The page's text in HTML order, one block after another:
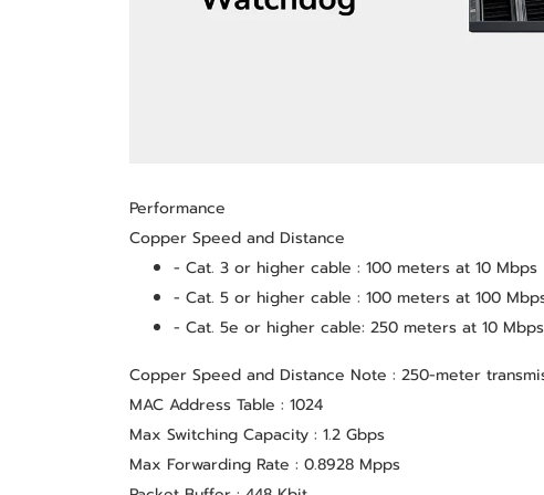
Performance
Copper Speed and Distance
- Cat. 3 or higher cable : 100 meters at 10 Mbps
- Cat. 5 or higher cable : 100 meters at 100
- Cat. 5e or higher cable: 250 meters at 10 Mbps
Copper Speed and Distance Note : 250-meter
MAC Address Table : 1024
Max Switching Capacity : 1.2 Gbps
Max Forwarding Rate : 0.8928 Mpps